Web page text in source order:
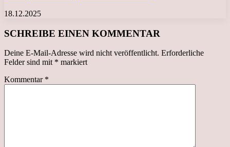
18.12.2025
SCHREIBE EINEN KOMMENTAR
Deine E-Mail-Adresse wird nicht veröffentlicht. Erforderliche
Felder sind mit * markiert
Kommentar *